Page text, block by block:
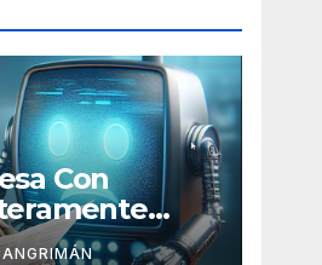
Con
Inteligencia